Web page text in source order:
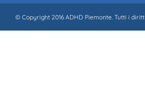
© Copyright 2016 ADHD Piemonte. Tutti i